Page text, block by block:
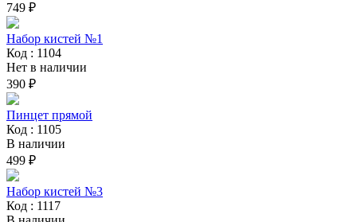
749 ₽
Набор кистей №1
Код : 1104
Нет в наличии
390 ₽
Пинцет прямой
Код : 1105
В наличии
499 ₽
Набор кистей №3
Код : 1117